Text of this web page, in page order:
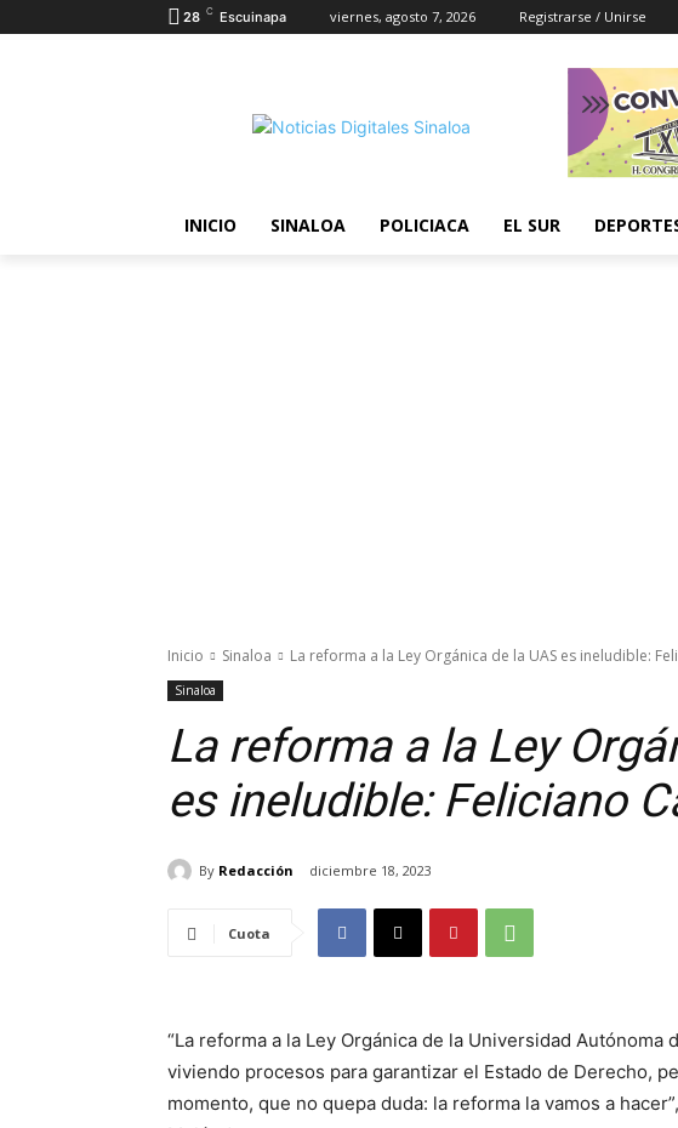
28 C Escuinapa viernes, agosto 7, 2026 Registrarse / Unirse
INICIO SINALOA POLICIACA EL SUR
Inicio Sinaloa La reforma a la Ley Orgánica de la UAS es ineludible:
Sinaloa
La reforma a la Ley
es ineludible: Feliciano
By Redacción diciembre 18, 2023
Cuota
“La reforma a la Ley Orgánica de la Universidad Autónoma
viviendo procesos para garantizar el Estado de Derecho,
momento, que no quepa duda: la reforma la vamos a